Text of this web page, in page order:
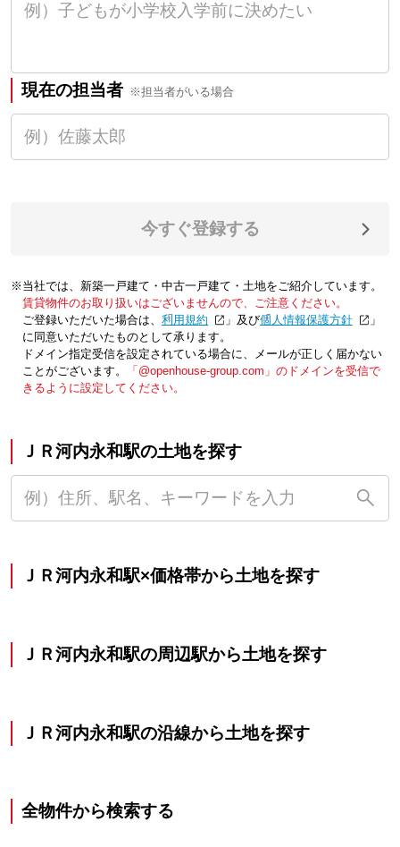
現在の担当者 ※担当者がいる場合
今すぐ登録する
※当社では、新築一戸建て・中古一戸建て・土地をご紹介しています。
賃貸物件のお取り扱いはございませんので、ご注意ください。
ご登録いただいた場合は、「利用規約 」及び「個人情報保護方針
」
に同意いただいたものとして承ります。
ドメイン指定受信を設定されている場合に、メールが正しく届かない
ことがございます。
「@openhouse-group.com」のドメインを受信で
きるように設定してください。
ＪＲ河内永和駅の土地を探す
ＪＲ河内永和駅×価格帯から土地を探す
ＪＲ河内永和駅の周辺駅から土地を探す
ＪＲ河内永和駅の沿線から土地を探す
全物件から検索する